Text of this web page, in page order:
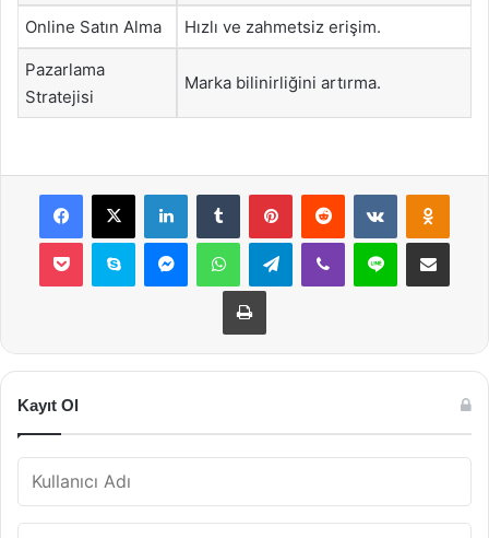
Online Satın Alma Hızlı ve zahmetsiz erişim.
Pazarlama
Stratejisi
Marka bilinirliğini artırma.
Facebook
X LinkedInTumblr PinterestReddit VKontakte
Pocket Skype MessengerWhatsAppTelegramViber Line E-Posta ile
Yazdır
Kayıt Ol